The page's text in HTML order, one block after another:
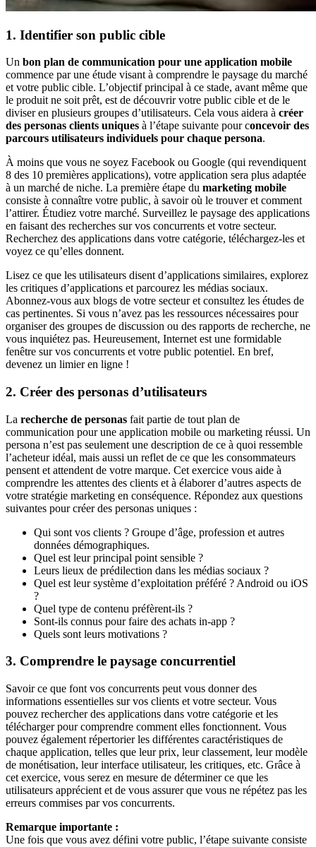
1. Identifier son public cible
Un bon plan de communication pour une application mobile
commence par une étude visant à comprendre le paysage du marché
et votre public cible. L’objectif principal à ce stade, avant même que
le produit ne soit prêt, est de découvrir votre public cible et de le
diviser en plusieurs groupes d’utilisateurs. Cela vous aidera à créer
des personas clients uniques à l’étape suivante pour concevoir des
parcours utilisateurs individuels pour chaque persona.
À moins que vous ne soyez Facebook ou Google (qui revendiquent
8 des 10 premières applications), votre application sera plus adaptée
à un marché de niche. La première étape du marketing mobile
consiste à connaître votre public, à savoir où le trouver et comment
l’attirer. Étudiez votre marché. Surveillez le paysage des applications
en faisant des recherches sur vos concurrents et votre secteur.
Recherchez des applications dans votre catégorie, téléchargez-les et
voyez ce qu’elles donnent.
Lisez ce que les utilisateurs disent d’applications similaires, explorez
les critiques d’applications et parcourez les médias sociaux.
Abonnez-vous aux blogs de votre secteur et consultez les études de
cas pertinentes. Si vous n’avez pas les ressources nécessaires pour
organiser des groupes de discussion ou des rapports de recherche, ne
vous inquiétez pas. Heureusement, Internet est une formidable
fenêtre sur vos concurrents et votre public potentiel. En bref,
devenez un limier en ligne !
2. Créer des personas d’utilisateurs
La recherche de personas fait partie de tout plan de
communication pour une application mobile ou marketing réussi. Un
persona n’est pas seulement une description de ce à quoi ressemble
l’acheteur idéal, mais aussi un reflet de ce que les consommateurs
pensent et attendent de votre marque. Cet exercice vous aide à
comprendre les attentes des clients et à élaborer d’autres aspects de
votre stratégie marketing en conséquence. Répondez aux questions
suivantes pour créer des personas uniques :
Qui sont vos clients ? Groupe d’âge, profession et autres
données démographiques.
Quel est leur principal point sensible ?
Leurs lieux de prédilection dans les médias sociaux ?
Quel est leur système d’exploitation préféré ? Android ou iOS
?
Quel type de contenu préfèrent-ils ?
Sont-ils connus pour faire des achats in-app ?
Quels sont leurs motivations ?
3. Comprendre le paysage concurrentiel
Savoir ce que font vos concurrents peut vous donner des
informations essentielles sur vos clients et votre secteur. Vous
pouvez rechercher des applications dans votre catégorie et les
télécharger pour comprendre comment elles fonctionnent. Vous
pouvez également répertorier les différentes caractéristiques de
chaque application, telles que leur prix, leur classement, leur modèle
de monétisation, leur interface utilisateur, les critiques, etc. Grâce à
cet exercice, vous serez en mesure de déterminer ce que les
utilisateurs apprécient et de vous assurer que vous ne répétez pas les
erreurs commises par vos concurrents.
Remarque importante :
Une fois que vous avez défini votre public, l’étape suivante consiste